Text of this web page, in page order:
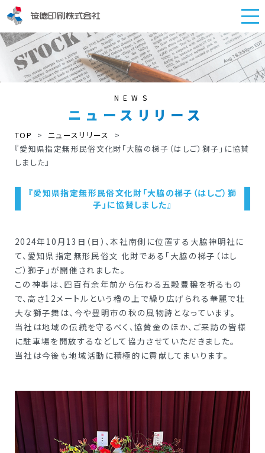
NEWS
ニュース リリース
TOP > ニュースリリース
>
『愛知県指定無形民俗文化財「大脇の梯子（はしご）獅子」に協賛
しました』
『愛知県指定無形民俗文化財「大脇の梯子（はしご）獅
子」に協賛しました』
2024年10月13日（日）、本社南側に位置する大脇神明社に
て、愛知県指定無形民俗文 化財である「大脇の梯子（はし
ご）獅子」が開催されました。
この神事は、四百有余年前から伝わる五穀豊穣を祈るもの
で、高さ12メートルという櫓の上で繰り広げられる華麗で壮
大な獅子舞は、今や豊明市の秋の風物詩となっています。
当社は地域の伝統を守るべく、協賛金のほか、ご来訪の皆様
に駐車場を開放するなどして協力させていただきました。
当社は今後も地域活動に積極的に貢献してまいります。